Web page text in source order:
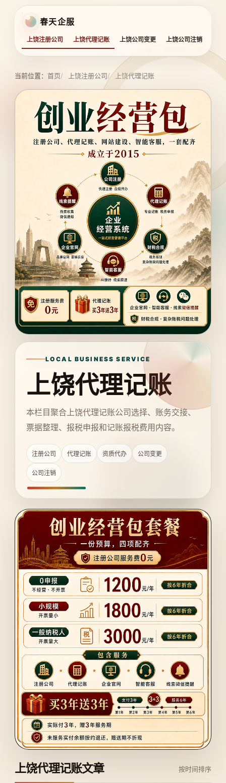
春天企服
上饶注册公司 上饶代理记账 上饶公司变更 上饶公司注销
当前位置： 首页 上饶注册公司 上饶代理记账
LOCAL BUSINESS SERVICE
上饶代理记账
本栏目聚合上饶代理记账公司选择、账务交接、
票据整理、报税申报和记账报税费用内容。
注册公司 代理记账 资质代办 公司变更
公司注销
上饶代理记账文章 按时间排序